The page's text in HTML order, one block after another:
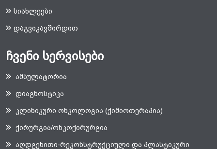
სიახლეები
დაგვიკავშირდით
ჩვენი სერვისები
ამბულატორია
დიაგნოსტიკა
კლინიკური ონკოლოგია (ქიმიოთერაპია)
ქირურგია/ონკოქირურგია
აღდგენითი-რეკონსტრუქციული და პლასტიკური